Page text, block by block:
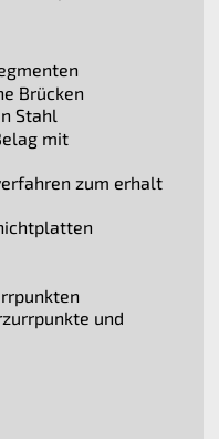
Brücken
Stahl
mit
zum erhalt
und